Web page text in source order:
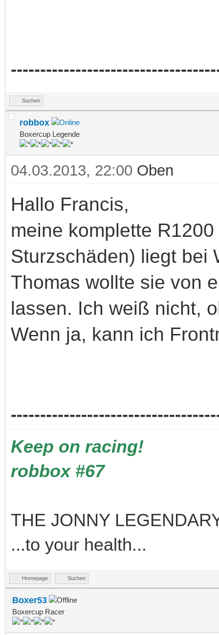
Suchen
robbox
Boxercup Legende
04.03.2013, 22:00 Oben
Hallo Francis,
meine komplette
Sturzschäden) liegt bei
Thomas wollte sie von
lassen. Ich weiß nicht,
Wenn ja, kann ich
Keep on racing!
robbox #67
THE JONNY
...to your health...
Homepage Suchen
Boxer53
Boxercup Racer